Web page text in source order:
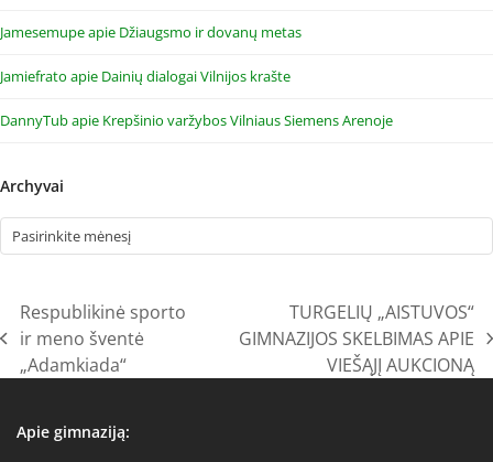
Jamesemupeapie Džiaugsmo ir dovanų metas
Jamiefrato apie Dainių dialogai Vilnijos krašte
DannyTubapie Krepšinio varžybos Vilniaus Siemens Arenoje
Archyvai
Archyvai
previous
post:
Respublikinė sporto
ir meno šventė
„Adamkiada“
next
post:
TURGELIŲ „AISTUVOS“
GIMNAZIJOS SKELBIMAS APIE
VIEŠĄJĮ AUKCIONĄ
Apie gimnaziją: